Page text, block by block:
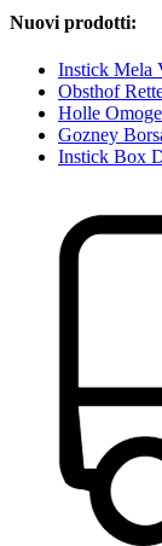
Nuovi prodotti:
Instick Mela
Obsthof
Holle
Gozney
Instick Box